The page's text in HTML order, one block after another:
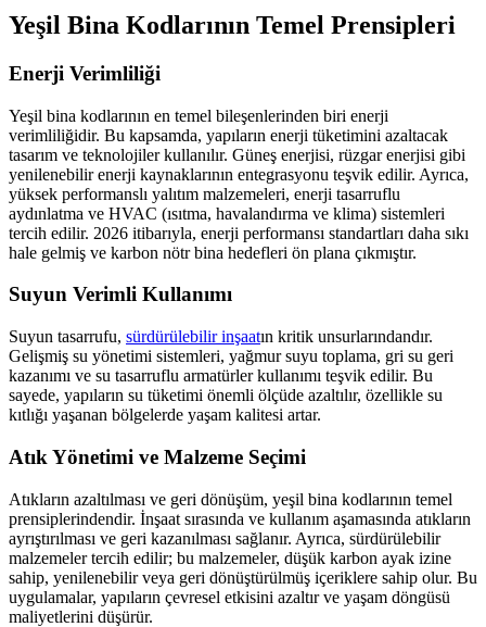
Yeşil Bina Kodlarının Temel Prensipleri
Enerji Verimliliği
Yeşil bina kodlarının en temel bileşenlerinden biri enerji
verimliliğidir. Bu kapsamda, yapıların enerji tüketimini azaltacak
tasarım ve teknolojiler kullanılır. Güneş enerjisi, rüzgar enerjisi gibi
yenilenebilir enerji kaynaklarının entegrasyonu teşvik edilir. Ayrıca,
yüksek performanslı yalıtım malzemeleri, enerji tasarruflu
aydınlatma ve HVAC (ısıtma, havalandırma ve klima) sistemleri
tercih edilir. 2026 itibarıyla, enerji performansı standartları daha sıkı
hale gelmiş ve karbon nötr bina hedefleri ön plana çıkmıştır.
Suyun Verimli Kullanımı
Suyun tasarrufu, sürdürülebilir inşaatın kritik unsurlarındandır.
Gelişmiş su yönetimi sistemleri, yağmur suyu toplama, gri su geri
kazanımı ve su tasarruflu armatürler kullanımı teşvik edilir. Bu
sayede, yapıların su tüketimi önemli ölçüde azaltılır, özellikle su
kıtlığı yaşanan bölgelerde yaşam kalitesi artar.
Atık Yönetimi ve Malzeme Seçimi
Atıkların azaltılması ve geri dönüşüm, yeşil bina kodlarının temel
prensiplerindendir. İnşaat sırasında ve kullanım aşamasında atıkların
ayrıştırılması ve geri kazanılması sağlanır. Ayrıca, sürdürülebilir
malzemeler tercih edilir; bu malzemeler, düşük karbon ayak izine
sahip, yenilenebilir veya geri dönüştürülmüş içeriklere sahip olur. Bu
uygulamalar, yapıların çevresel etkisini azaltır ve yaşam döngüsü
maliyetlerini düşürür.